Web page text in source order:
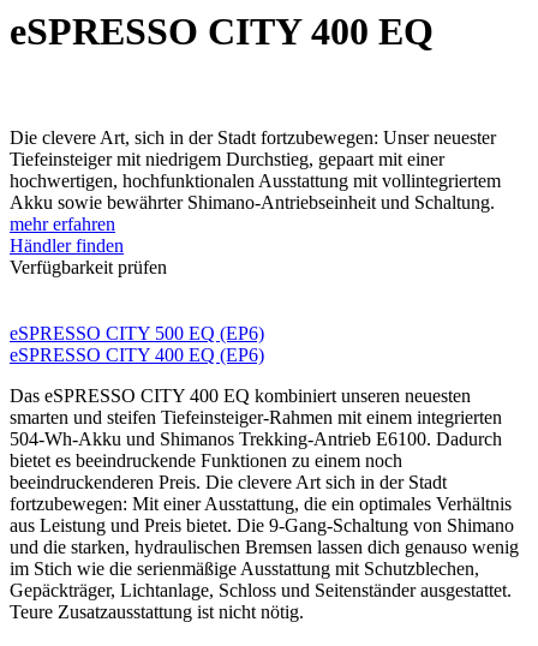
eSPRESSO CITY 400 EQ
Die clevere Art, sich in der Stadt fortzubewegen: Unser neuester
Tiefeinsteiger mit niedrigem Durchstieg, gepaart mit einer
hochwertigen, hochfunktionalen Ausstattung mit vollintegriertem
Akku sowie bewährter Shimano-Antriebseinheit und Schaltung.
mehr erfahren
Händler finden
Verfügbarkeit prüfen
eSPRESSO CITY 500 EQ (EP6)
eSPRESSO CITY 400 EQ (EP6)
Das eSPRESSO CITY 400 EQ kombiniert unseren neuesten
smarten und steifen Tiefeinsteiger-Rahmen mit einem integrierten
504-Wh-Akku und Shimanos Trekking-Antrieb E6100. Dadurch
bietet es beeindruckende Funktionen zu einem noch
beeindruckenderen Preis. Die clevere Art sich in der Stadt
fortzubewegen: Mit einer Ausstattung, die ein optimales Verhältnis
aus Leistung und Preis bietet. Die 9-Gang-Schaltung von Shimano
und die starken, hydraulischen Bremsen lassen dich genauso wenig
im Stich wie die serienmäßige Ausstattung mit Schutzblechen,
Gepäckträger, Lichtanlage, Schloss und Seitenständer ausgestattet.
Teure Zusatzausstattung ist nicht nötig.